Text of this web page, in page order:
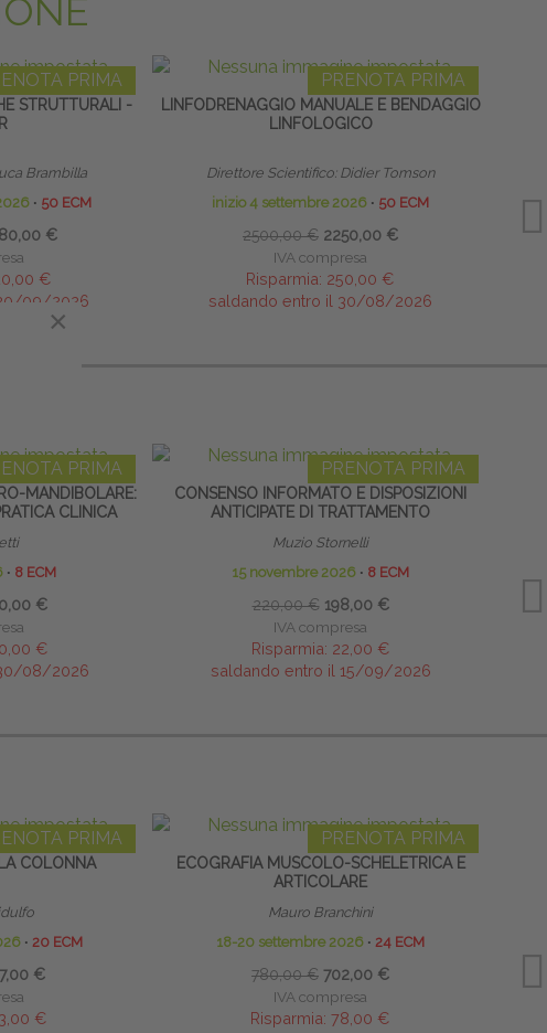
PRIMA
STRUTTURALI -
Brambilla
∙ 50 ECM
€
€
09/2026
PRENOTA PRIMA
LINFODRENAGGIO MANUALE E BENDAGGIO
LINFOLOGICO
Direttore Scientifico: Didier Tomson
inizio 4 settembre 2026 ∙ 50 ECM
2500,00 € 2250,00 €
IVA compresa
Risparmia: 250,00 €
saldando entro il 30/08/2026
PRIMA
MANDIBOLARE:
CLINICA
∙ 8 ECM
€
€
08/2026
PRENOTA PRIMA
CONSENSO INFORMATO E DISPOSIZIONI
ANTICIPATE DI TRATTAMENTO
Muzio Stornelli
15 novembre 2026 ∙ 8 ECM
220,00 € 198,00 €
IVA compresa
Risparmia: 22,00 €
saldando entro il 15/09/2026
PRIMA
COLONNA
∙ 20 ECM
€
€
PRENOTA PRIMA
ECOGRAFIA MUSCOLO-SCHELETRICA E
ARTICOLARE
Mauro Branchini
18-20 settembre 2026 ∙ 24 ECM
780,00 € 702,00 €
IVA compresa
Risparmia: 78,00 €
×
×